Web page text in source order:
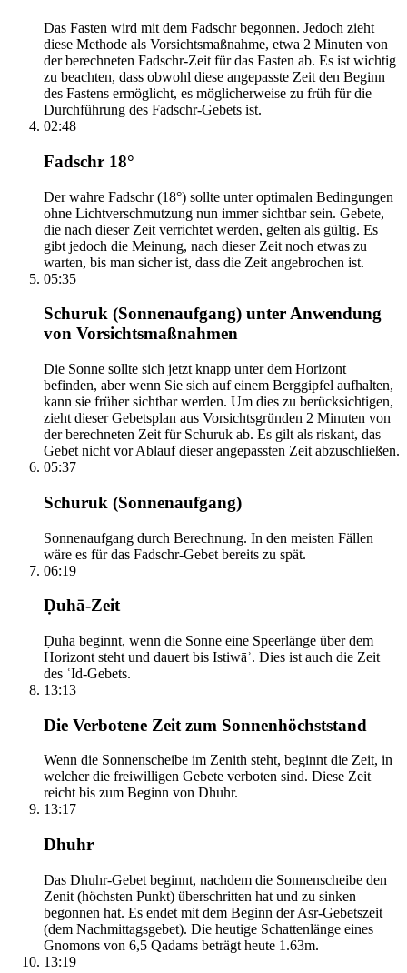
Das Fasten wird mit dem Fadschr begonnen. Jedoch zieht
diese Methode als Vorsichtsmaßnahme, etwa 2 Minuten von
der berechneten Fadschr-Zeit für das Fasten ab. Es ist wichtig
zu beachten, dass obwohl diese angepasste Zeit den Beginn
des Fastens ermöglicht, es möglicherweise zu früh für die
Durchführung des Fadschr-Gebets ist.
02:48
Fadschr 18°
Der wahre Fadschr (18°) sollte unter optimalen Bedingungen
ohne Lichtverschmutzung nun immer sichtbar sein. Gebete,
die nach dieser Zeit verrichtet werden, gelten als gültig. Es
gibt jedoch die Meinung, nach dieser Zeit noch etwas zu
warten, bis man sicher ist, dass die Zeit angebrochen ist.
05:35
Schuruk (Sonnenaufgang) unter Anwendung
von Vorsichtsmaßnahmen
Die Sonne sollte sich jetzt knapp unter dem Horizont
befinden, aber wenn Sie sich auf einem Berggipfel aufhalten,
kann sie früher sichtbar werden. Um dies zu berücksichtigen,
zieht dieser Gebetsplan aus Vorsichtsgründen 2 Minuten von
der berechneten Zeit für Schuruk ab. Es gilt als riskant, das
Gebet nicht vor Ablauf dieser angepassten Zeit abzuschließen.
05:37
Schuruk (Sonnenaufgang)
Sonnenaufgang durch Berechnung. In den meisten Fällen
wäre es für das Fadschr-Gebet bereits zu spät.
06:19
Ḍuhā-Zeit
Ḍuhā beginnt, wenn die Sonne eine Speerlänge über dem
Horizont steht und dauert bis Istiwāʾ. Dies ist auch die Zeit
des ʿĪd-Gebets.
13:13
Die Verbotene Zeit zum Sonnenhöchststand
Wenn die Sonnenscheibe im Zenith steht, beginnt die Zeit, in
welcher die freiwilligen Gebete verboten sind. Diese Zeit
reicht bis zum Beginn von Dhuhr.
13:17
Dhuhr
Das Dhuhr-Gebet beginnt, nachdem die Sonnenscheibe den
Zenit (höchsten Punkt) überschritten hat und zu sinken
begonnen hat. Es endet mit dem Beginn der Asr-Gebetszeit
(dem Nachmittagsgebet). Die heutige Schattenlänge eines
Gnomons von 6,5 Qadams beträgt heute 1.63m.
13:19